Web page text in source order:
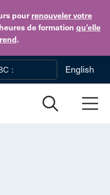
pour renouveler votre
de formation qu’elle
.
Skip to main content
English